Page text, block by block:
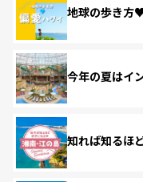
地球の歩き方
今年の夏はイ
知れば知るほ